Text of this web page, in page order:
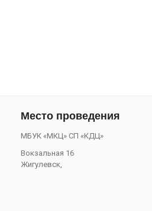
Место проведения
МБУК «МКЦ» СП «КДЦ»
Вокзальная 16
Жигулевск,